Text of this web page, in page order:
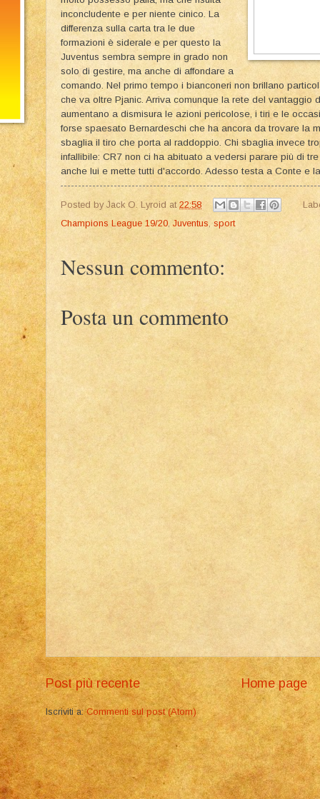
inconcludente e per niente cinico. La
differenza sulla carta tra le due
formazioni è siderale e per questo la
Juventus sembra sempre in grado non
solo di gestire, ma anche di affondare a
comando. Nel primo tempo i bianconeri non brillano
che va oltre Pjanic. Arriva comunque la rete del vantaggio
aumentano a dismisura le azioni pericolose, i tiri e le
forse spaesato Bernardeschi che ha ancora da trovare la
sbaglia il tiro che porta al raddoppio. Chi sbaglia invece
infallibile: CR7 non ci ha abituato a vedersi parare più di
anche lui e mette tutti d'accordo. Adesso testa a Conte e
Posted byJack O. Lyroid at 22:58
Champions League 19/20, Juventus,sport
Nessun commento:
Posta un commento
Post più recente Home page
Iscriviti a:Commenti sul post (Atom)